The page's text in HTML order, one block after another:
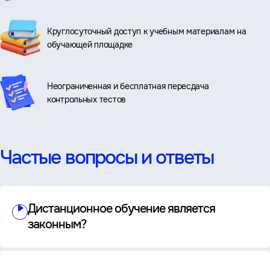
Круглосуточный доступ к учебным материалам на
обучающей площадке
Неограниченная и бесплатная пересдача
контрольных тестов
Частые вопросы и ответы
Дистанционное обучение является
законным?